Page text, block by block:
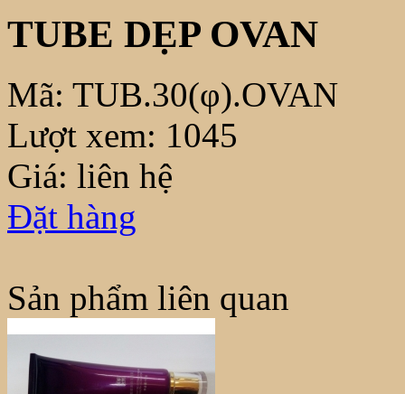
TUBE DẸP OVAN
Mã: TUB.30(φ).OVAN
Lượt xem: 1045
Giá: liên hệ
Đặt hàng
Sản phẩm liên quan